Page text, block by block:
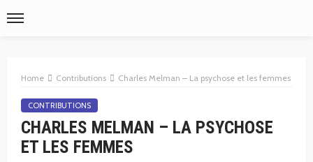
Home Contributions Charles Melman – La psychose et les femmes
CONTRIBUTIONS
CHARLES MELMAN – LA PSYCHOSE
ET LES FEMMES